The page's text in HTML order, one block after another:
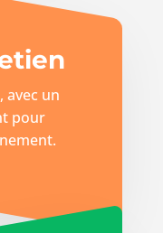
avec un
pour